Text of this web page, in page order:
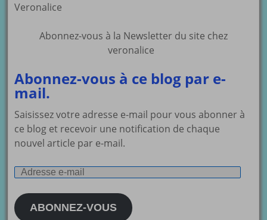
Veronalice
Abonnez-vous à la Newsletter du site chez
veronalice
Abonnez-vous à ce blog par e-
mail.
Saisissez votre adresse e-mail pour vous abonner à
ce blog et recevoir une notification de chaque
nouvel article par e-mail.
Adresse
mail
ABONNEZ-VOUS